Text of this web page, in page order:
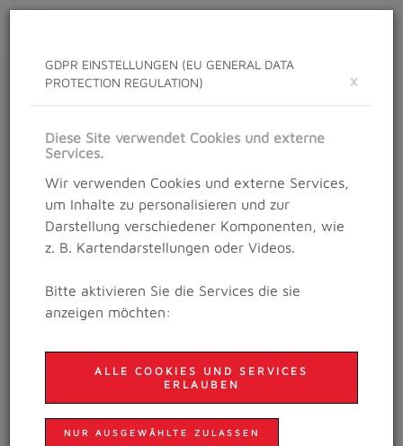
NEWS
Neuigkeiten rund um das Salzburg Trailrunning
Festival
Details
02. Dezember 2020
MÖGLICH!
GDPR EINSTELLUNGEN (EU GENERAL DATA
PROTECTION REGULATION)
×
Diese Site verwendet Cookies und externe
Services.
Wir verwenden Cookies und externe Services,
um Inhalte zu personalisieren und zur
Darstellung verschiedener Komponenten, wie
z. B. Kartendarstellungen oder Videos.
Bitte aktivieren Sie die Services die sie
anzeigen möchten:
ALLE COOKIES UND SERVICES
ERLAUBEN
NUR AUSGEWÄHLTE ZULASSEN